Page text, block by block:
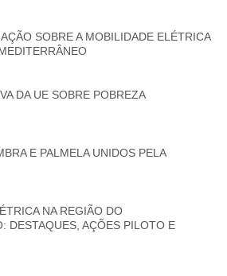
SOBRE A MOBILIDADE ELÉTRICA
DA UE SOBRE POBREZA
E PALMELA UNIDOS PELA
NA REGIÃO DO
DESTAQUES, AÇÕES PILOTO E